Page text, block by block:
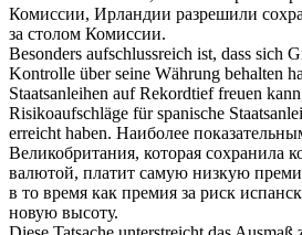
Комиссии, Ирландии разрешили
за столом Комиссии.
Besonders aufschlussreich ist, dass sich
Kontrolle über seine Währung behalten
Staatsanleihen auf Rekordtief freuen
Risikoaufschläge für spanische
erreicht haben. Наиболее
Великобритания, которая сохранила
валютой, платит самую низкую
в то время как премия за риск
новую высоту.